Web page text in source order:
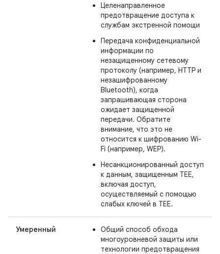
Целенаправленное
предотвращение доступа к
службам экстренной помощи
Передача конфиденциальной
информации по
незащищенному сетевому
протоколу (например, HTTP и
незашифрованному
Bluetooth), когда
запрашивающая сторона
ожидает защищенной
передачи. Обратите
внимание, что это не
относится к шифрованию Wi-
Fi (например, WEP).
Несанкционированный доступ
к данным, защищенным TEE,
включая доступ,
осуществляемый с помощью
слабых ключей в TEE.
Умеренный
Общий способ обхода
многоуровневой защиты или
технологии предотвращения